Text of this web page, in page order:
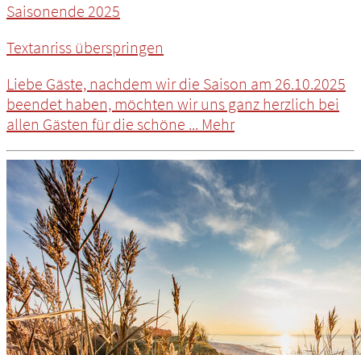
Saisonende 2025
Textanriss überspringen
Liebe Gäste, nachdem wir die Saison am 26.10.2025
beendet haben, möchten wir uns ganz herzlich bei
allen Gästen für die schöne ... Mehr